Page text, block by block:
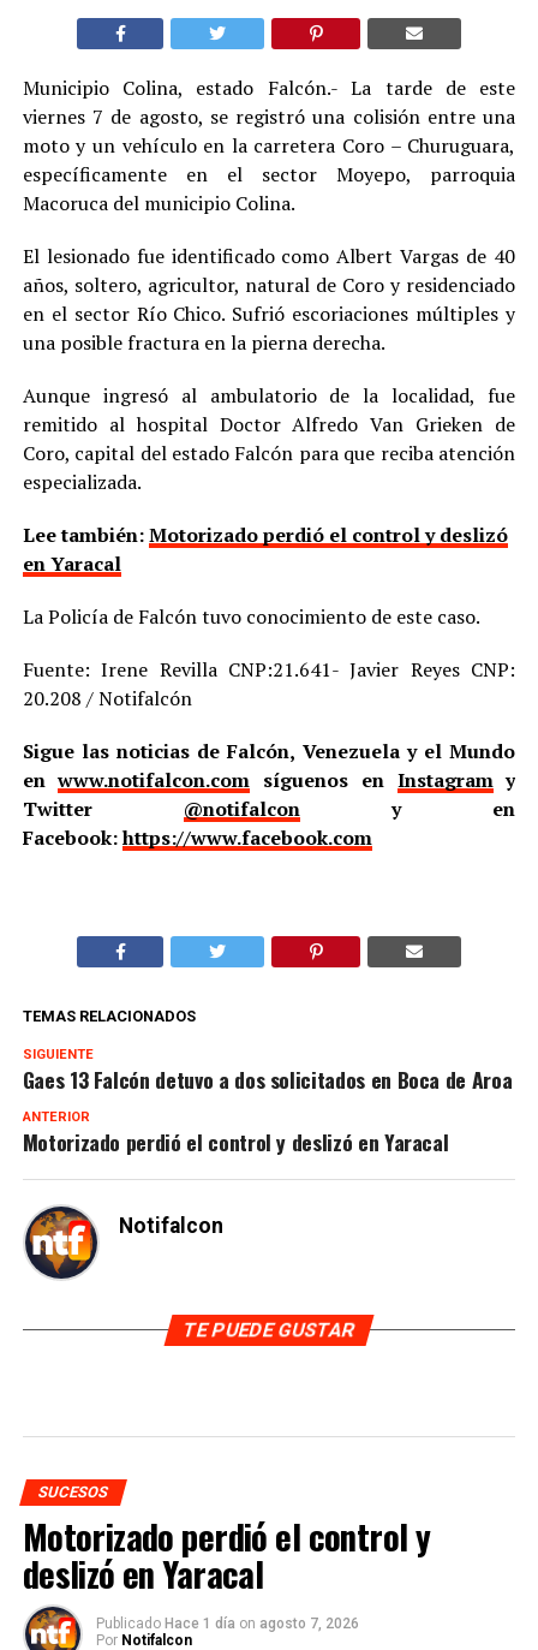
Municipio Colina, estado Falcón.- La tarde de este
viernes 7 de agosto, se registró una colisión entre una
moto y un vehículo en la carretera Coro – Churuguara,
específicamente en el sector Moyepo, parroquia
Macoruca del municipio Colina.
El lesionado fue identificado como Albert Vargas de 40
años, soltero, agricultor, natural de Coro y residenciado
en el sector Río Chico. Sufrió escoriaciones múltiples y
una posible fractura en la pierna derecha.
Aunque ingresó al ambulatorio de la localidad, fue
remitido al hospital Doctor Alfredo Van Grieken de
Coro, capital del estado Falcón para que reciba atención
especializada.
Lee también:Motorizado perdió el control y deslizó
en Yaracal
La Policía de Falcón tuvo conocimiento de este caso.
Fuente: Irene Revilla CNP:21.641- Javier Reyes CNP:
20.208 / Notifalcón
Sigue las noticias de Falcón, Venezuela y el Mundo
enwww.notifalcon.com síguenos en Instagramy
Twitter @notifalcony en
Facebook:https://www.facebook.com
TEMAS RELACIONADOS
SIGUIENTE
Gaes 13 Falcón detuvo a dos solicitados en Boca de Aroa
ANTERIOR
Motorizado perdió el control y deslizó en Yaracal
Notifalcon
TE PUEDE GUSTAR
SUCESOS
Motorizado perdió el control y
deslizó en Yaracal
Publicado Hace 1 día on agosto 7, 2026
Por Notifalcon